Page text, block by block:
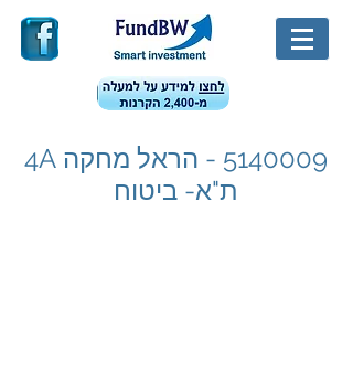
5140009
- הראל מחקה 4A
ת"א- ביטוח